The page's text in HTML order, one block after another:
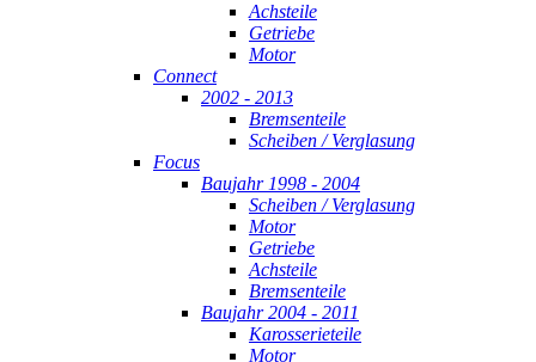
Achsteile
Getriebe
Motor
Connect
2002 - 2013
Bremsenteile
Scheiben / Verglasung
Focus
Baujahr 1998 - 2004
Scheiben / Verglasung
Motor
Getriebe
Achsteile
Bremsenteile
Baujahr 2004 - 2011
Karosserieteile
Motor